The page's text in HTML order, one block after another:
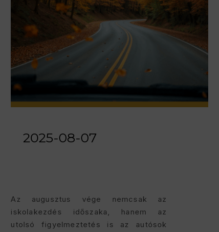
2025-08-07
Az augusztus vége nemcsak az
iskolakezdés időszaka, hanem az
utolsó figyelmeztetés is az autósok